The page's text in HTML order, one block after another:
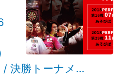
/ 決勝トーナメ…